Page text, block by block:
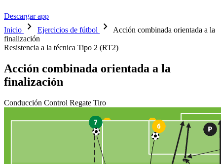
Descargar app
Inicio
chevron_right Ejercicios de fútbol chevron_right
Acción combinada orientada a la
finalización
Resistencia a la técnica Tipo 2 (RT2)
Acción combinada orientada a la
finalización
Conducción Control Regate Tiro